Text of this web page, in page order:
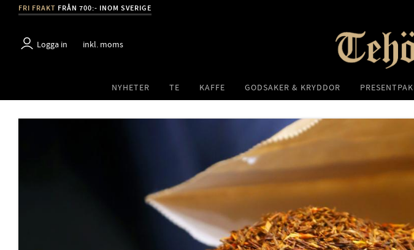
FRI FRAKT FRÅN 700:- INOM SVERIGE
Logga in inkl. moms
NYHETER TE KAFFE GODSAKER & KRYDDOR